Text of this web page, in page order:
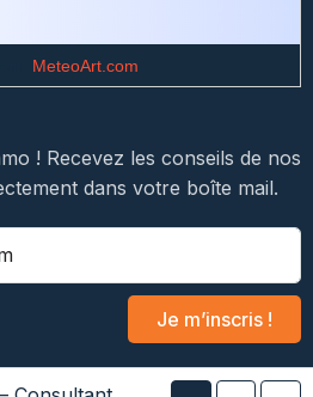
MeteoArt.com
! Recevez les conseils de nos
dans votre boîte mail.
Je m’inscris !